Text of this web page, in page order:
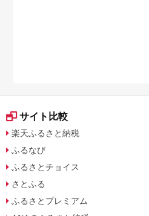
サイト比較
楽天ふるさと納税
ふるなび
ふるさとチョイス
さとふる
ふるさとプレミアム